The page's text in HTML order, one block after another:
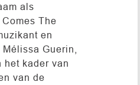
als
The
en
Guerin,
het kader van
van de